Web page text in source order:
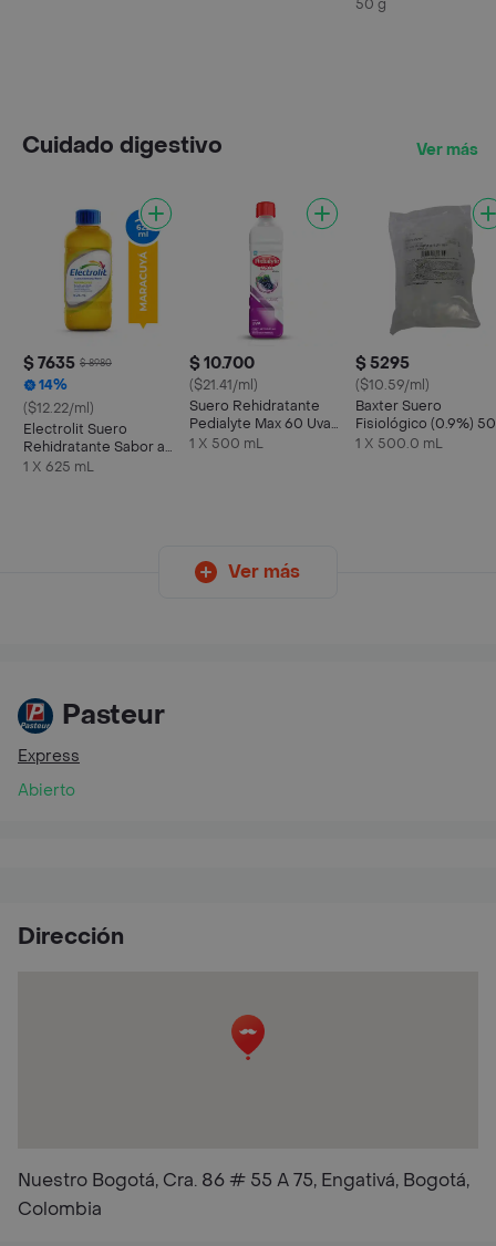
50 g
Cuidado digestivo Ver más
$ 7635 $ 8980
14%
($12.22/ml)
Electrolit Suero
Rehidratante Sabor a
Maracuyá
1 X 625 mL
$ 10.700
($21.41/ml)
Suero Rehidratante
Pedialyte Max 60 Uva
Frasco 500 mL
1 X 500 mL
$ 5295
($10.59/ml)
Baxter Suero
Fisiológico (0.9%)
mL
1 X 500.0 mL
Ver más
Pasteur
Express
Abierto
Dirección
Nuestro Bogotá, Cra. 86 # 55 A 75, Engativá, Bogotá,
Colombia